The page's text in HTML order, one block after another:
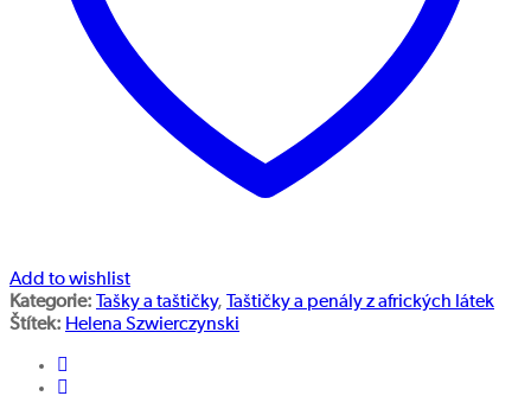
Add to wishlist
Kategorie:
Tašky a taštičky,
Taštičky a penály z afrických látek
Štítek: Helena Szwierczynski